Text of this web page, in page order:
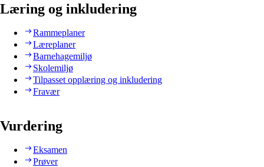
Læring og inkludering
Rammeplaner
Læreplaner
Barnehagemiljø
Skolemiljø
Tilpasset opplæring og inkludering
Fravær
Vurdering
Eksamen
Prøver